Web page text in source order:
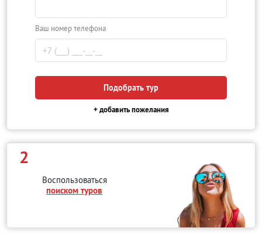
Ваш номер телефона
Подобрать тур
+ добавить пожелания
2
Воспользоваться
поиском туров